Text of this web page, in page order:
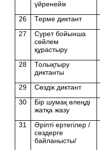
үйренейік
26 Терме диктант
27
Сурет бойынша
сөйлем
құрастыру
28
Толықтыру
диктанты
29 Сөздік диктант
30
Бір шумақ өлеңді
жатқа жазу
31
Әріпті ертегілер /
сөздерге
байланысты/